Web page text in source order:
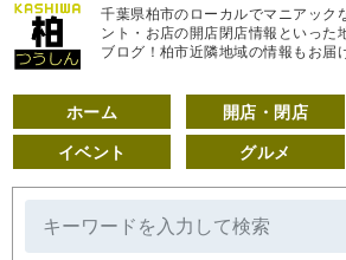
千葉県柏市のローカルでマニアック
ント・お店の開店閉店情報といった
ブログ！柏市近隣地域の情報もお届
ホーム 開店・閉店
イベント グルメ